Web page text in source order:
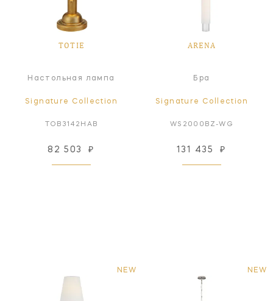
TOTIE
Настольная лампа
Signature Collection
TOB3142HAB
82 503 ₽
ARENA
Бра
Signature Collection
WS2000BZ-WG
131 435 ₽
NEW NEW